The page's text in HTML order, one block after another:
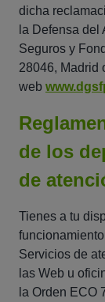
dicha
la Defensa del
Seguros y
28046, Madrid
web
de los
de
Tienes a tu
Servicios de
las Web u
la Orden ECO